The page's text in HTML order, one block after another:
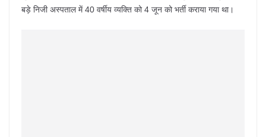
बड़े निजी अस्पताल में 40 वर्षीय व्यक्ति को 4 जून को भर्ती कराया गया था।